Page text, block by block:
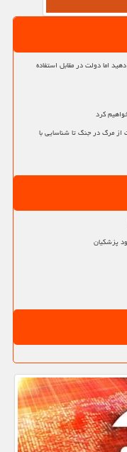
اما دولت در مقابل استفاده
کرد
مرگ در جنگ تا شناسایی با